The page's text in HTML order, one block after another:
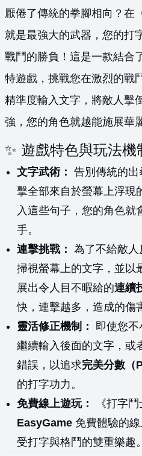
厭倦了傳統的拳腳相向？在
就是最強大的武器，您的打
戰鬥的勝負！這是一款結合
特遊戲，挑戰您在激烈的戰
精準度輸入文字，將敵人擊
強，您的角色就越能施展華
✨ 遊戲特色與玩法機
文字武術： 告別傳統的
擊全部來自於螢幕上浮現
入這些句子，您的角色就
手。
連擊挑戰： 為了不給敵
掃視螢幕上的文字，並以
展出令人目不暇給的連續
快，連擊越多，造成的傷
靈活修正機制：
即使您
繼續輸入後面的文字，或
錯誤，以追求完美分數（
的打字功力。
免費線上遊玩：
《打字
EasyGame 免費體驗的
受打字與格鬥的雙重樂趣。